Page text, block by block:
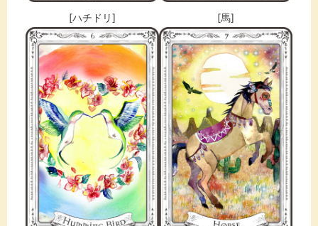
[ハチドリ] [馬]